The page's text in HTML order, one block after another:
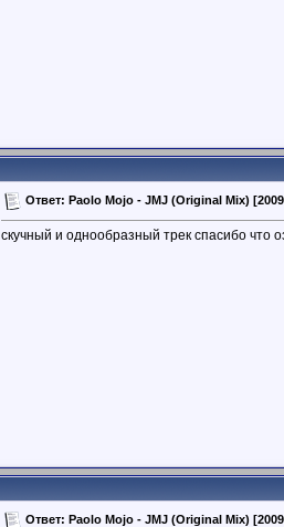
Ответ: Paolo Mojo - JMJ (Original Mix)
скучный и однообразный трек спасибо что
Ответ: Paolo Mojo - JMJ (Original Mix)